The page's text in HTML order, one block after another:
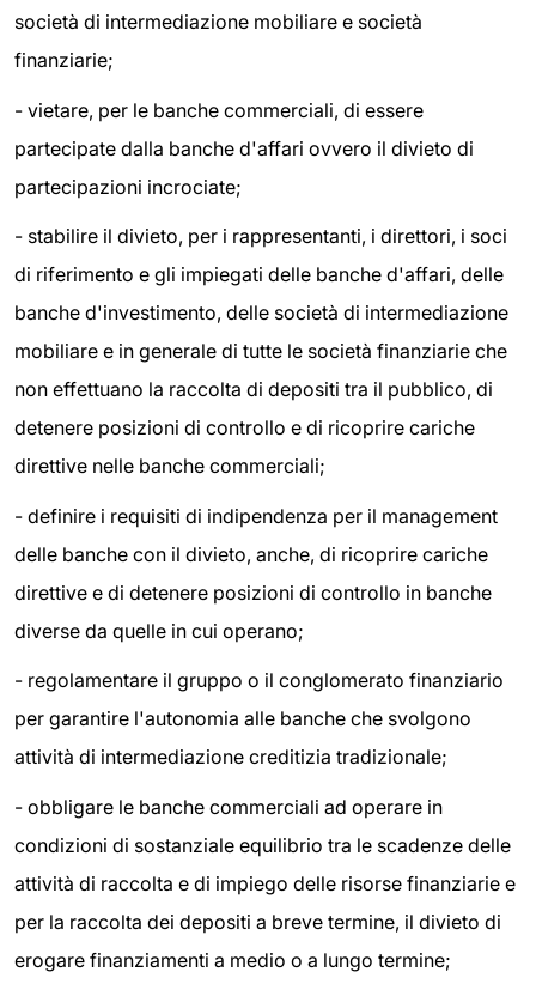
società di intermediazione mobiliare e società
finanziarie;
- vietare, per le banche commerciali, di essere
partecipate dalla banche d'affari ovvero il divieto di
partecipazioni incrociate;
- stabilire il divieto, per i rappresentanti, i direttori, i soci
di riferimento e gli impiegati delle banche d'affari, delle
banche d'investimento, delle società di intermediazione
mobiliare e in generale di tutte le società finanziarie che
non effettuano la raccolta di depositi tra il pubblico, di
detenere posizioni di controllo e di ricoprire cariche
direttive nelle banche commerciali;
- definire i requisiti di indipendenza per il management
delle banche con il divieto, anche, di ricoprire cariche
direttive e di detenere posizioni di controllo in banche
diverse da quelle in cui operano;
- regolamentare il gruppo o il conglomerato finanziario
per garantire l'autonomia alle banche che svolgono
attività di intermediazione creditizia tradizionale;
- obbligare le banche commerciali ad operare in
condizioni di sostanziale equilibrio tra le scadenze delle
attività di raccolta e di impiego delle risorse finanziarie e
per la raccolta dei depositi a breve termine, il divieto di
erogare finanziamenti a medio o a lungo termine;